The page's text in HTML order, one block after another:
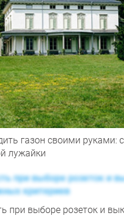
газон своими руками:
лужайки
при выборе розеток и